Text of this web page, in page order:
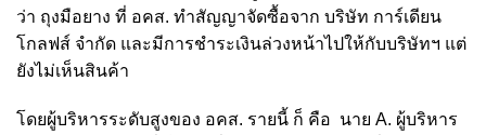
ว่า ถุงมือยาง ที่ อคส. ทำสัญญาจัดซื้อจาก บริษัท การ์เดียน
โกลฟส์ จำกัด และมีการชำระเงินล่วงหน้าไปให้กับบริษัทฯ แต่
ยังไม่เห็นสินค้า
โดยผู้บริหารระดับสูงของ อคส. รายนี้ ก็ คือ นาย A. ผู้บริหาร